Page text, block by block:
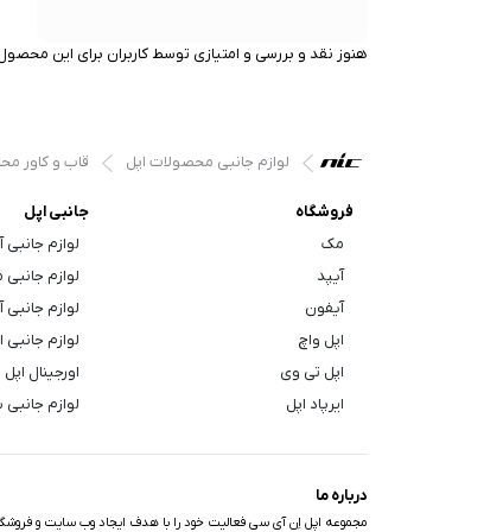
هنوز نقد و بررسی و امتیازی توسط کاربران برای این
لوازم جانبی محصولات اپل قاب و کاور
فروشگاه
مک
آیپد
آیفون
اپل واچ
اپل تی وی
ایرپاد اپل
جانبی اپل
لوازم جانبی
لوازم
لوازم جانبی
لوازم جانبی
اورجینال اپل
لوازم
درباره ما
مجموعه اپل اِن آی سی فعالیت خود را با هدف ایجاد وب سایت و